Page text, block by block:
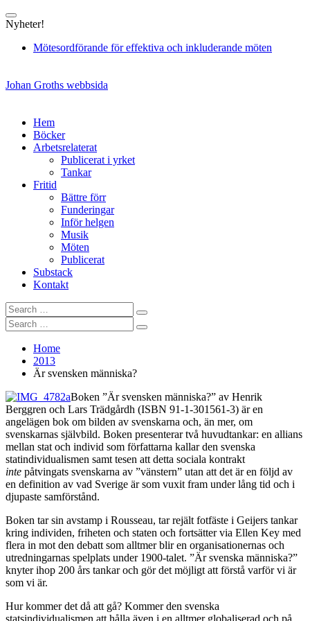
to
Nyheter!
Mötesordförande för effektiva och inkluderande möten
Johan Groths webbsida
Hem
Böcker
Arbetsrelaterat
Publicerat i yrket
Tankar
Fritid
Bättre förr
Funderingar
Inför helgen
Musik
Möten
Publicerat
Substack
Kontakt
Search
for:
Search
Search
for:
Search
Home
2013
Är svensken människa?
Boken ”Är svensken människa?” av Henrik
Berggren och Lars Trädgårdh (ISBN 91-1-301561-3) är en
angelägen bok om bilden av svenskarna och, än mer, om
svenskarnas självbild. Boken presenterar två huvudtankar: en allians
mellan stat och individ som författarna kallar den svenska
statindividualismen samt tesen att detta sociala kontrakt
inte påtvingats svenskarna av ”vänstern” utan att det är en följd av
en definition av vad Sverige är som vuxit fram under lång tid och i
djupaste samförstånd.
Boken tar sin avstamp i Rousseau, tar rejält fotfäste i Geijers tankar
kring individen, friheten och staten och fortsätter via Ellen Key med
flera in mot den debatt som alltmer blir en organisationernas och
utredningarnas spelplats under 1900-talet. ”Är svenska människa?”
knyter ihop 200 års tankar och gör det möjligt att förstå varför vi är
som vi är.
Hur kommer det då att gå? Kommer den svenska
statsindividualismen att hålla även i en alltmer globaliserad och på